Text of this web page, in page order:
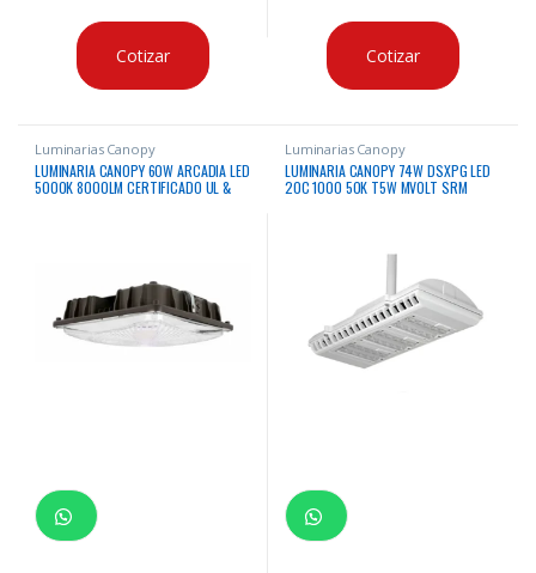
Cotizar Cotizar
Luminarias Canopy
LUMINARIA CANOPY 60W ARCADIA LED
5000K 8000LM CERTIFICADO UL &
Luminarias Canopy
LUMINARIA CANOPY 74W DSXPG LED
20C 1000 50K T5W MVOLT SRM